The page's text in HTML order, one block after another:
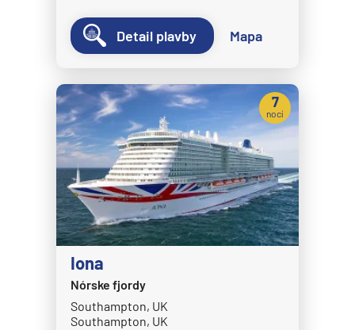
Detail plavby Mapa
Iona
Nórske fjordy
Southampton, UK
Southampton, UK
7
nocí